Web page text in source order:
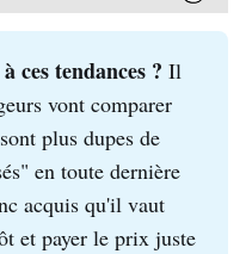
ces tendances ? Il
vont comparer
plus dupes de
en toute dernière
acquis qu'il vaut
et payer le prix juste